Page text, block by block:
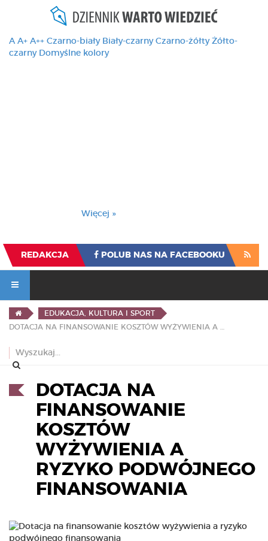
A A+ A++ Czarno-biały Biały-czarny Czarno-żółty Żółto-
czarny Domyślne kolory
Więcej »
REDAKCJA POLUB NAS NA FACEBOOKU
EDUKACJA, KULTURA I SPORT
DOTACJA NA
FINANSOWANIE
KOSZTÓW
WYŻYWIENIA A
RYZYKO PODWÓJNEGO
FINANSOWANIA